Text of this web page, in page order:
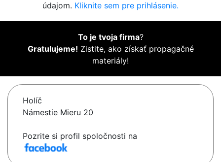
údajom. Kliknite sem pre prihlásenie.
To je tvoja firma?
Gratulujeme! Zistite, ako získať propagačné
materiály!
Holíč
Námestie Mieru 20
Pozrite si profil spoločnosti na